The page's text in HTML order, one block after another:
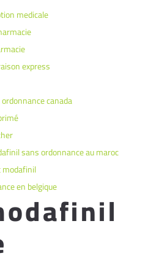
medicale
express
canada
sans ordonnance au maroc
modafinil
en belgique